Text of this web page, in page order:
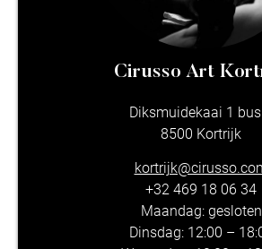
Cirusso Art
Diksmuidekaai 1 bus
8500 Kortrijk
+32 469 18 06 34
Maandag: gesloten
Dinsdag: 12:00 –